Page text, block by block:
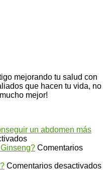
mejorando tu salud con
que hacen tu vida, no
mejor!
un abdomen más
en
Infusión
salvia
Comentarios
Comentarios desactivadosen